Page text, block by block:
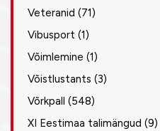
Veteranid (71)
Vibusport (1)
Võimlemine (1)
Võistlustants (3)
Võrkpall (548)
XI Eestimaa talimängud (9)